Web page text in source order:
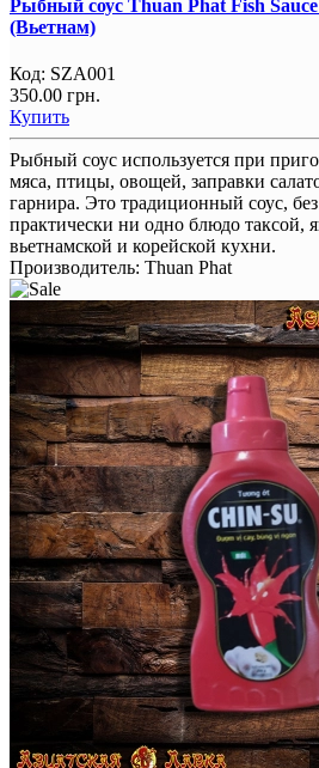
Рыбный соус Thuan Phat Fish Sauce
(Вьетнам)
Код: SZA001
350.00 грн.
Купить
Рыбный соус используется при
мяса, птицы, овощей, заправки
гарнира. Это традиционный соус,
практически ни одно блюдо таксой,
вьетнамской и корейской кухни.
Производитель: Thuan Phat